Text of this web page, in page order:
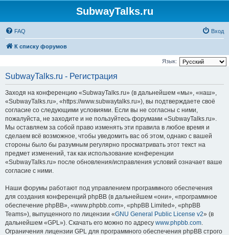
SubwayTalks.ru
FAQ Вход
К списку форумов
Язык:
SubwayTalks.ru - Регистрация
Заходя на конференцию «SubwayTalks.ru» (в дальнейшем «мы», «наш»,
«SubwayTalks.ru», «https://www.subwaytalks.ru»), вы подтверждаете своё
согласие со следующими условиями. Если вы не согласны с ними,
пожалуйста, не заходите и не пользуйтесь форумами «SubwayTalks.ru».
Мы оставляем за собой право изменять эти правила в любое время и
сделаем всё возможное, чтобы уведомить вас об этом, однако с вашей
стороны было бы разумным регулярно просматривать этот текст на
предмет изменений, так как использование конференции
«SubwayTalks.ru» после обновления/исправления условий означает ваше
согласие с ними.
Наши форумы работают под управлением программного обеспечения
для создания конференций phpBB (в дальнейшем «они», «программное
обеспечение phpBB», «www.phpbb.com», «phpBB Limited», «phpBB
Teams»), выпущенного по лицензии «GNU General Public License v2» (в
дальнейшем «GPL»). Скачать его можно по адресу www.phpbb.com.
Ограничения лицензии GPL для программного обеспечения phpBB строго